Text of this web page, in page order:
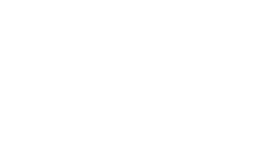
vulnerable “a los
al embarazo, y así
particular”.
de las veces
una palabra de